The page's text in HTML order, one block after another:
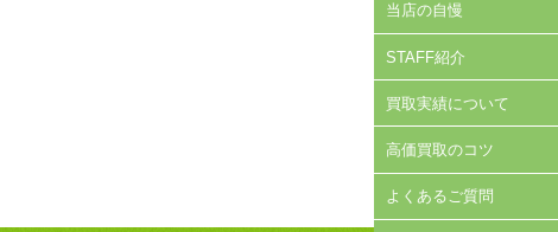
当店の自慢
STAFF紹介
買取実績について
高価買取のコツ
よくあるご質問